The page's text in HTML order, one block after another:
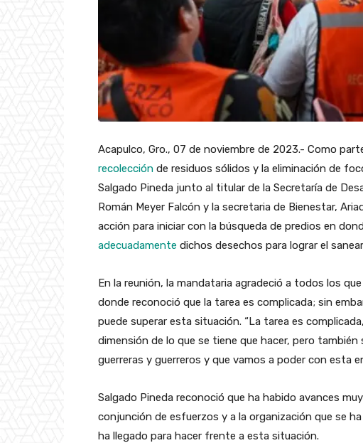
Acapulco, Gro., 07 de noviembre de 2023.- Como
recolección de residuos sólidos y la eliminación de
Salgado Pineda junto al titular de la Secretaría de
Román Meyer Falcón y la secretaria de Bienestar,
acción para iniciar con la búsqueda de predios en
adecuadamente dichos desechos para lograr el
En la reunión, la mandataria agradeció a todos los
donde reconoció que la tarea es complicada; sin
puede superar esta situación. “La tarea es
dimensión de lo que se tiene que hacer, pero
guerreras y guerreros y que vamos a poder con esta
Salgado Pineda reconoció que ha habido avances
conjunción de esfuerzos y a la organización que se
ha llegado para hacer frente a esta situación.